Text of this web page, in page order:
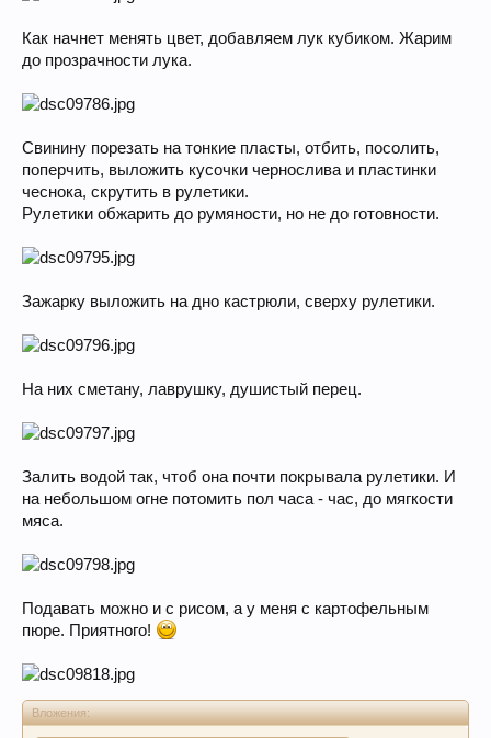
Как начнет менять цвет, добавляем лук кубиком. Жарим
до прозрачности лука.
Свинину порезать на тонкие пласты, отбить, посолить,
поперчить, выложить кусочки чернослива и пластинки
чеснока, скрутить в рулетики.
Рулетики обжарить до румяности, но не до готовности.
Зажарку выложить на дно кастрюли, сверху рулетики.
На них сметану, лаврушку, душистый перец.
Залить водой так, чтоб она почти покрывала рулетики. И
на небольшом огне потомить пол часа - час, до мягкости
мяса.
Подавать можно и с рисом, а у меня с картофельным
пюре. Приятного!
Вложения: